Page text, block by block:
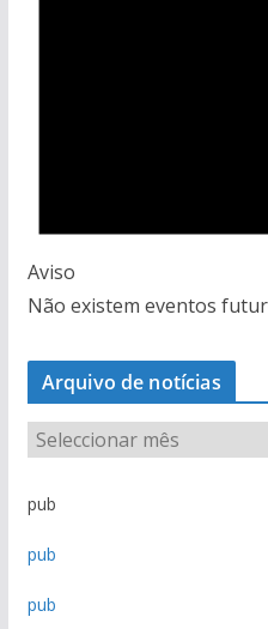
Aviso
Não existem eventos
Arquivo de notícias
q
i
o
pub
pub
pub